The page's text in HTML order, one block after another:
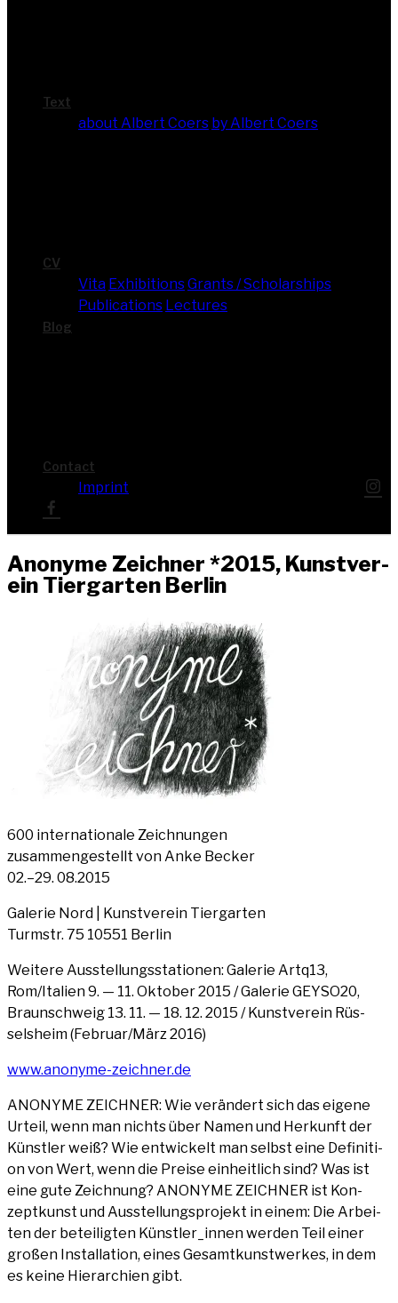
Text
about Albert Coers by Albert Coers
CV
Vita Exhi­bi­ti­onsGrants / Scholarships
Publi­ca­ti­ons Lec­tures
Blog
Cont­act
Imprint
Anony­me Zeich­ner *2015, Kunst­ver­
ein Tier­gar­ten Berlin
600 inter­na­tio­na­le Zeichnungen
zusam­men­ge­stellt von Anke Becker
02.–29. 08.2015
Gale­rie Nord | Kunst­ver­ein Tiergarten
Turm­str. 75 10551 Berlin
Wei­te­re Aus­stel­lungs­sta­tio­nen: Gale­rie Artq13,
Rom/Italien 9. — 11. Okto­ber 2015 / Gale­rie GEYSO20,
Braun­schweig 13. 11. — 18. 12. 2015 / Kunst­ver­ein Rüs­
sels­heim (Februar/März 2016)
www​.anony​me​-zeich​ner​.de
ANONY­ME ZEICH­NER: Wie ver­än­dert sich das eige­ne
Urteil, wenn man nichts über Namen und Her­kunft der
Künst­ler weiß? Wie ent­wi­ckelt man selbst eine Defi­ni­ti­
on von Wert, wenn die Prei­se ein­heit­lich sind? Was ist
eine gute Zeich­nung? ANONY­ME ZEICH­NER ist Kon­
zept­kunst und Aus­stel­lungs­pro­jekt in einem: Die Arbei­
ten der betei­lig­ten Künstler_innen wer­den Teil einer
gro­ßen Instal­la­ti­on, eines Gesamt­kunst­wer­kes, in dem
es kei­ne Hier­ar­chien gibt.